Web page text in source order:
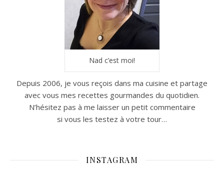
Nad c’est moi!
Depuis 2006, je vous reçois dans ma cuisine et partage
avec vous mes recettes gourmandes du quotidien.
N’hésitez pas à me laisser un petit commentaire
si vous les testez à votre tour…
INSTAGRAM